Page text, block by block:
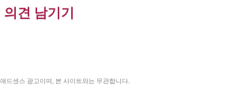
의견 남기기
드센스 광고이며, 본 사이트와는 무관합니다.